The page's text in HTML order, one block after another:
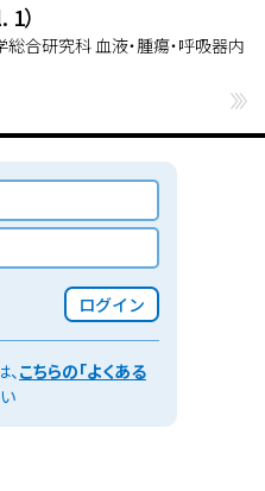
）
合研究科 血液・腫瘍・呼吸器内
ログイン
こちらの「よくある